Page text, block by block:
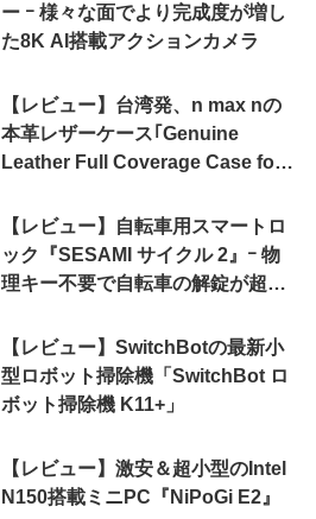
ー ｰ 様々な面でより完成度が増し
た8K AI搭載アクションカメラ
【レビュー】台湾発、n max nの
本革レザーケース｢Genuine
Leather Full Coverage Case for
【レビュー】自転車用スマートロ
ック『SESAMI サイクル 2』ｰ 物
理キー不要で自転車の解錠が超簡
【レビュー】SwitchBotの最新小
型ロボット掃除機「SwitchBot ロ
ボット掃除機 K11+」
【レビュー】激安＆超小型のIntel
N150搭載ミニPC『NiPoGi E2』